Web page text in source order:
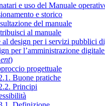
e uso del Manuale
e storico
del manuale
al manuale
al design per i servizi pubblici
per l’amministrazione
)
progettuale
Buone pratiche
Principi